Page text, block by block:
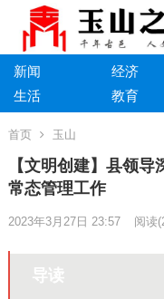
新闻 经济
生活
教育
首页 玉山
【文明创建】县领
常态管理工作
2023年3月27日 23:57 阅读
导读